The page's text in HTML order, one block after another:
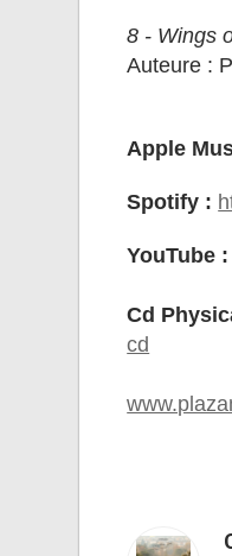
8 - Wings
Auteure :
Apple
Spotify :
YouTube :
Cd
cd